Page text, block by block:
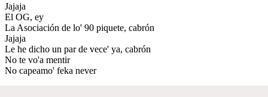
Jajaja
El OG, ey
La Asociación de lo' 90 piquete, cabrón
Jajaja
Le he dicho un par de vece' ya, cabrón
No te vo'a mentir
No capeamo' feka never